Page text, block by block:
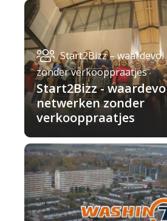
Start2Bizz –
zonder verkooppraatjes
Start2Bizz -
netwerken zonder
verkooppraatjes